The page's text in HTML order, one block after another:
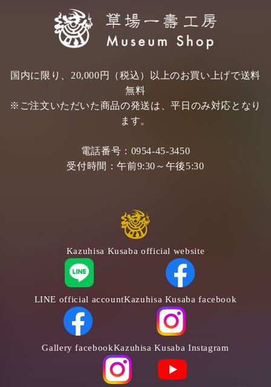
国内に限り、20,000円（税込）以上のお買い上げで送料
無料
※ご注文いただいた商品の発送は、平日のみ対応となり
ます。
電話番号： 0954-45-3450
受付時間：午前9:30～午後5:30
Kazuhisa Kusaba official website
LINE official accountKazuhisa Kusaba facebook
Gallery facebookKazuhisa Kusaba Instagram